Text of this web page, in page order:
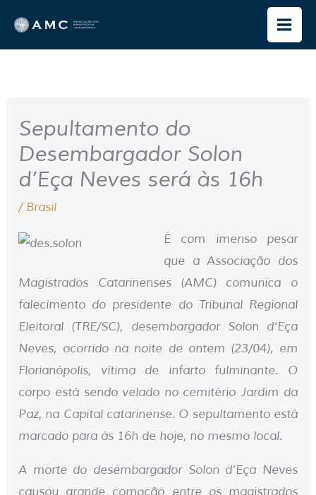
para
o
Sepultamento do
Desembargador Solon
d’Eça Neves será às 16h
/ Brasil
É com imenso pesar
que a Associação dos
Magistrados Catarinenses (AMC) comunica o
falecimento do presidente do Tribunal Regional
Eleitoral (TRE/SC), desembargador Solon d’Eça
Neves, ocorrido na noite de ontem (23/04), em
Florianópolis, vítima de infarto fulminante. O
corpo está sendo velado no cemitério Jardim da
Paz, na Capital catarinense. O sepultamento está
marcado para às 16h de hoje, no mesmo local.
A morte do desembargador Solon d’Eça Neves
causou grande comoção entre os magistrados